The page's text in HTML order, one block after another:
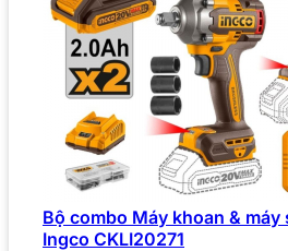
Bộ combo Máy khoan &
Ingco CKLI20271